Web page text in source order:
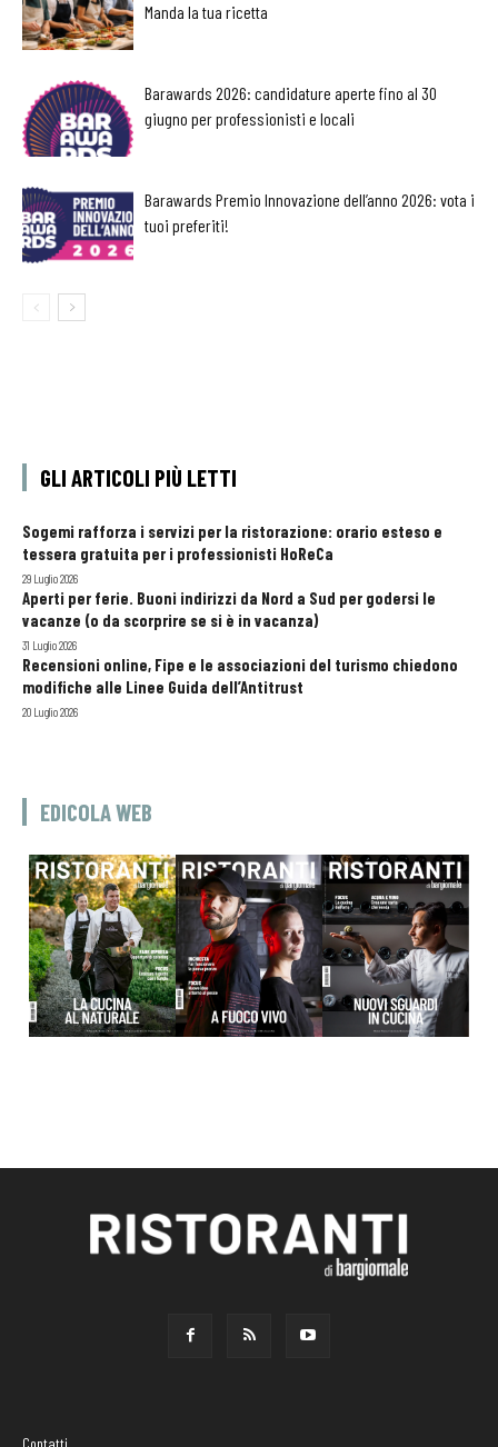
Manda la tua ricetta
Barawards 2026: candidature aperte fino al 30
giugno per professionisti e locali
Barawards Premio Innovazione dell’anno 2026: vota i
tuoi preferiti!
GLI ARTICOLI PIÙ LETTI
Sogemi rafforza i servizi per la ristorazione: orario esteso e
tessera gratuita per i professionisti HoReCa
29 Luglio 2026
Aperti per ferie. Buoni indirizzi da Nord a Sud per godersi le
vacanze (o da scorprire se si è in vacanza)
31 Luglio 2026
Recensioni online, Fipe e le associazioni del turismo chiedono
modifiche alle Linee Guida dell’Antitrust
20 Luglio 2026
EDICOLA WEB